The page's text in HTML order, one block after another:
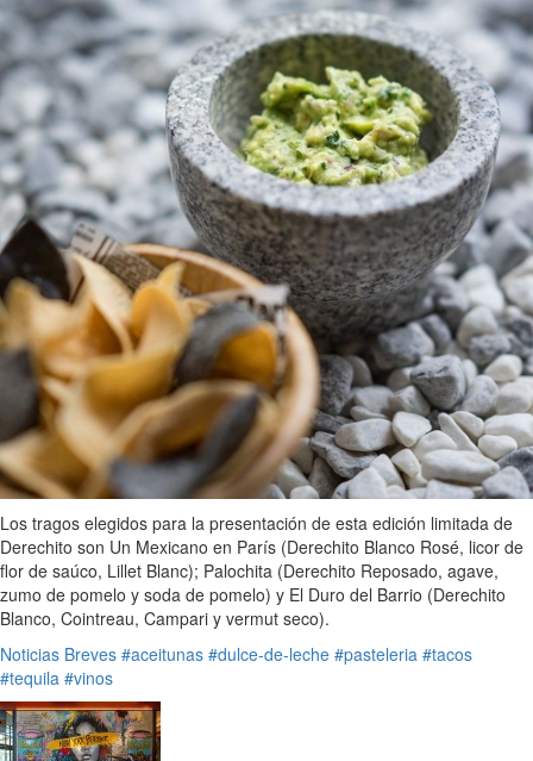
Los tragos elegidos para la presentación de esta edición limitada de
Derechito son Un Mexicano en París (Derechito Blanco Rosé, licor de
flor de saúco, Lillet Blanc); Palochita (Derechito Reposado, agave,
zumo de pomelo y soda de pomelo) y El Duro del Barrio (Derechito
Blanco, Cointreau, Campari y vermut seco).
Noticias Breves #aceitunas #dulce-de-leche #pasteleria #tacos
#tequila #vinos